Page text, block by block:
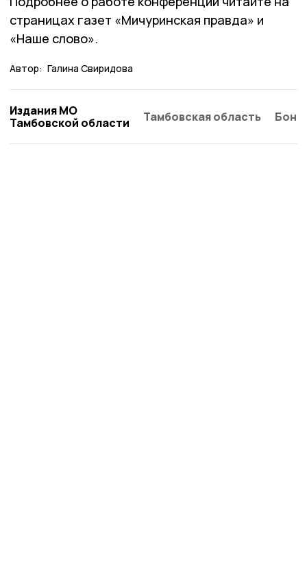
страницах газет «Мичуринская правда» и
«Наше слово».
Автор: Галина Свиридова
Издания МО
Тамбовской области
Тамбовская область